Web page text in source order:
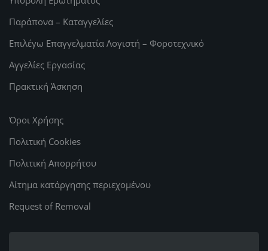
Παράπονα – Καταγγελίες
Επιλέγω Επαγγελματία Λογιστή – Φοροτεχνικό
Αγγελίες Εργασίας
Πρακτική Άσκηση
Όροι Χρήσης
Πολιτική Cookies
Πολιτική Απορρήτου
Αίτημα κατάργησης περιεχομένου
Request of Removal